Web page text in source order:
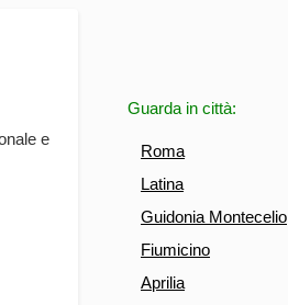
Guarda in città:
Roma
Latina
Guidonia Montecelio
Fiumicino
Aprilia
e